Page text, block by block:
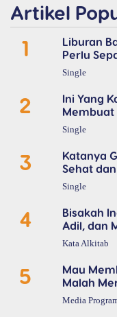
Artikel
1
Liburan
Perlu
Single
2
Ini Yang
Membuat
Single
3
Katanya
Sehat
Single
4
Bisakah
Adil, dan
Kata Alkitab
5
Mau
Malah
Media